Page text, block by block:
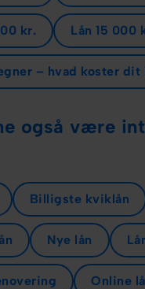
kr. Lån 15 000
– hvad koster dit
også være
Billigste kviklån
Nye lån
Online